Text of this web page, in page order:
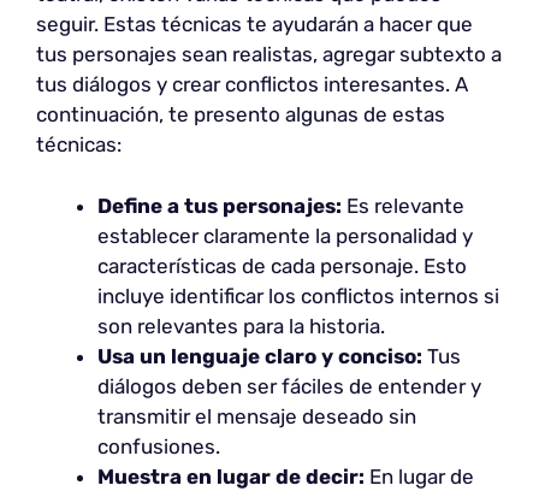
seguir. Estas técnicas te ayudarán a hacer que
tus personajes sean realistas, agregar subtexto a
tus diálogos y crear conflictos interesantes. A
continuación, te presento algunas de estas
técnicas:
Define a tus personajes: Es relevante
establecer claramente la personalidad y
características de cada personaje. Esto
incluye identificar los conflictos internos si
son relevantes para la historia.
Usa un lenguaje claro y conciso: Tus
diálogos deben ser fáciles de entender y
transmitir el mensaje deseado sin
confusiones.
Muestra en lugar de decir: En lugar de